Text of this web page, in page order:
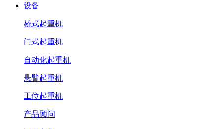
设备
桥式起重机
门式起重机
自动化起重机
悬臂起重机
工位起重机
产品顾问